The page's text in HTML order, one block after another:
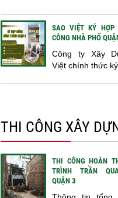
SAO VIỆT KÝ HỢP
CÔNG NHÀ PHỐ
Công ty Xây
Việt chính thức ký
THI CÔNG XÂY
THI CÔNG HOÀN
TRÌNH TRẦN
QUẬN 3